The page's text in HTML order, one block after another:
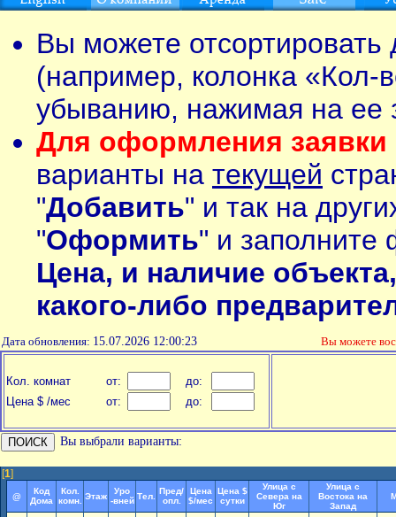
Вы можете
(например, колонка «Кол-
убыванию, нажимая на ее
Для оформления заявки
варианты на текущей
"Добавить" и так на
"Оформить" и заполните
Цена, и наличие
какого-либо
Дата обновления: 15.07.2026 12:00:23 Вы можете
Кол. комнат от:
до:
Цена $ /мес
от: до:
Вы выбрали варианты:
[1]
@
Код
Дома
Кол.
комн. Этаж
Уро
-вней Тел.
Пред/
опл.
Цена
$/мес
Цена $
сутки
Улица с
Севера на
Юг
Улица с
Востока на
Запад